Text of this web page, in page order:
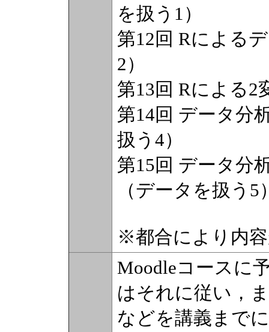
を扱う1）
第12回 Rによる
2）
第13回 Rによる2
第14回 データ分
扱う4）
第15回 データ分
（データを扱う5
※都合により内
Moodleコースに
はそれに従い，
などを講義まで